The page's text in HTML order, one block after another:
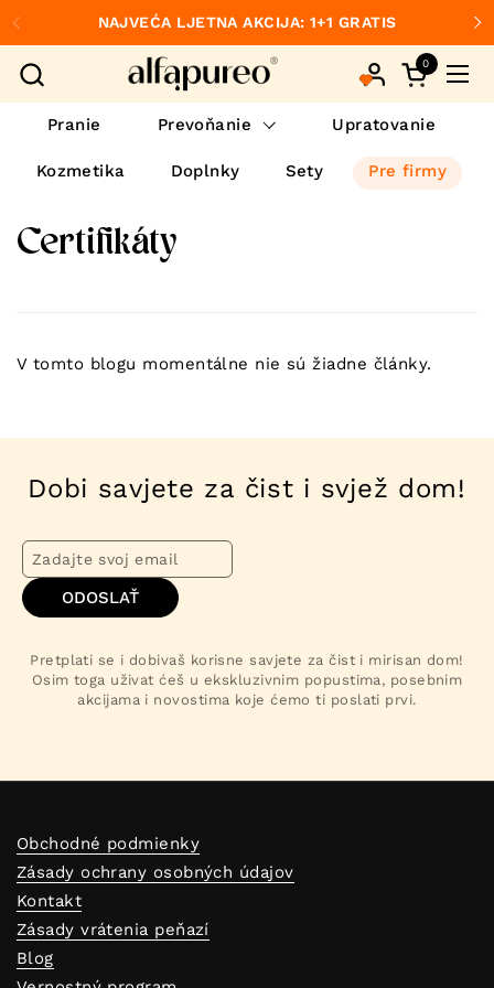
Preskočiť na obsah
Predchádzajúce
NAJVEĆA LJETNA AKCIJA: 1+1 GRATIS
Otvorte
0
Pranie Prevoňanie Upratovanie
Kozmetika Doplnky Sety Pre firmy
Certifikáty
V tomto blogu momentálne nie sú žiadne články.
Dobi savjete za čist i svjež dom!
ODOSLAŤ
Pretplati se i dobivaš korisne savjete za čist i mirisan dom!
Osim toga uživat ćeš u ekskluzivnim popustima, posebnim
akcijama i novostima koje ćemo ti poslati prvi.
Obchodné podmienky
Zásady ochrany osobných údajov
Kontakt
Zásady vrátenia peňazí
Blog